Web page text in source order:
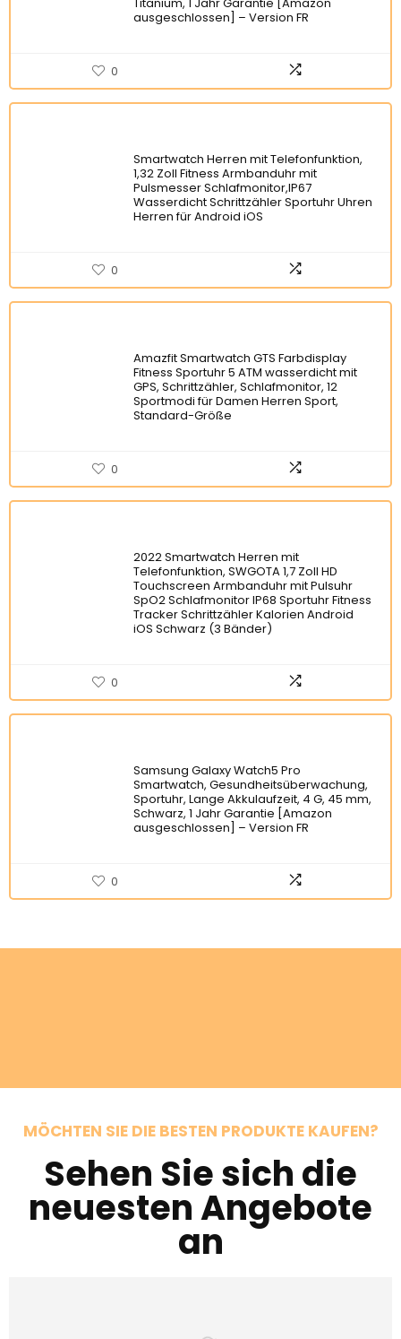
ausgeschlossen] – Version FR
0
Smartwatch Herren mit Telefonfunktion,
1,32 Zoll Fitness Armbanduhr mit
Pulsmesser Schlafmonitor,IP67
Wasserdicht Schrittzähler Sportuhr Uhren
Herren für Android iOS
0
Amazfit Smartwatch GTS Farbdisplay
Fitness Sportuhr 5 ATM wasserdicht mit
GPS, Schrittzähler, Schlafmonitor, 12
Sportmodi für Damen Herren Sport,
Standard-Größe
0
2022 Smartwatch Herren mit
Telefonfunktion, SWGOTA 1,7 Zoll HD
Touchscreen Armbanduhr mit Pulsuhr
SpO2 Schlafmonitor IP68 Sportuhr Fitness
Tracker Schrittzähler Kalorien Android
iOS Schwarz (3 Bänder)
0
Samsung Galaxy Watch5 Pro
Smartwatch, Gesundheitsüberwachung,
Sportuhr, Lange Akkulaufzeit, 4 G, 45 mm,
Schwarz, 1 Jahr Garantie [Amazon
ausgeschlossen] – Version FR
0
MÖCHTEN SIE DIE BESTEN PRODUKTE KAUFEN?
Sehen Sie sich die
neuesten Angebote
an